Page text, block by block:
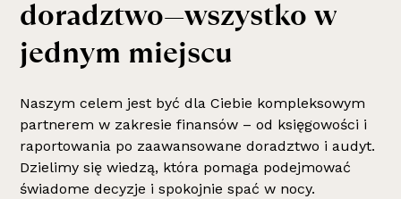
doradztwo—wszystko w
jednym miejscu
Naszym celem jest być dla Ciebie kompleksowym
partnerem w zakresie finansów – od księgowości i
raportowania po zaawansowane doradztwo i audyt.
Dzielimy się wiedzą, która pomaga podejmować
świadome decyzje i spokojnie spać w nocy.